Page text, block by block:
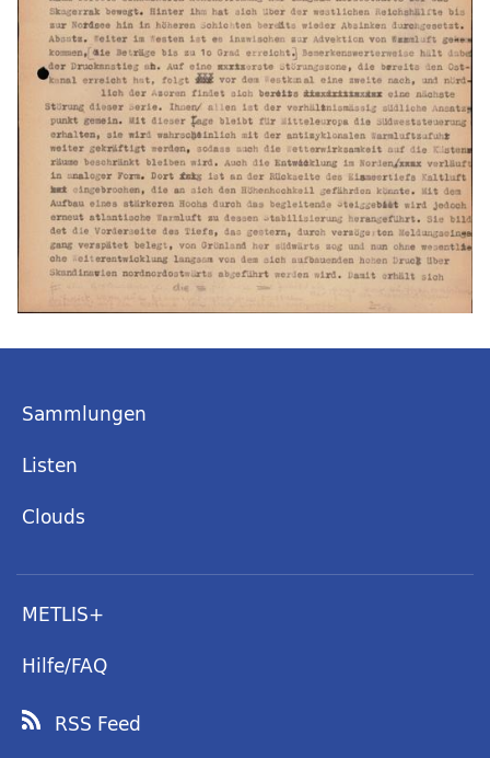
Sammlungen
Listen
Clouds
METLIS+
Hilfe/FAQ
RSS Feed